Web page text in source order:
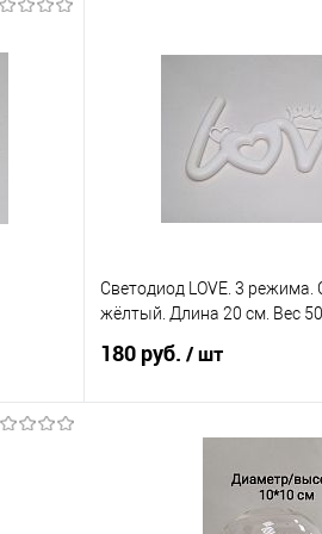
Светодиод LOVE. 3 режима.
жёлтый. Длина 20 см. Вес 50
180 руб. / шт